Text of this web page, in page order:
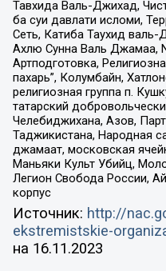
Тавхида Валь-Джихад,
ба суи давлати исломи,
Сеть, Катиба Таухид
Ахлю Сунна Валь Джамаа,
Артподготовка,
пахарь”, Колумбайн,
религиозная группа п.
татарский
Челебиджихана, Азов,
Таджикистана, Народная
джамаат, московская
Маньяки Культ Убийц,
Легион Свобода России,
корпус
Источник: http://
ekstremistskie-
на 16.11.2023